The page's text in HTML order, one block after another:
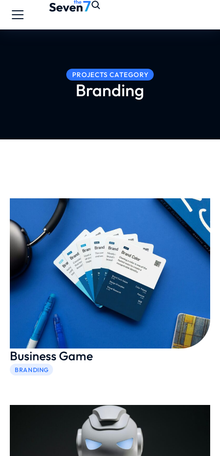
PROJECTS CATEGORY
Branding
Business Game
BRANDING